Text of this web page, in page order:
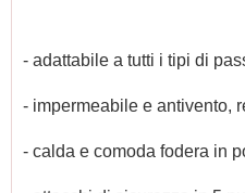
- adattabile a tutti i tipi di
- impermeabile e antivento,
- calda e comoda fodera in